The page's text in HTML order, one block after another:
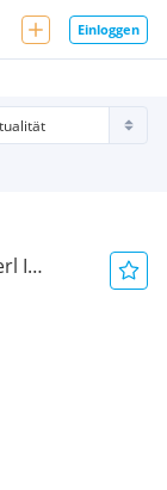
Einloggen
I